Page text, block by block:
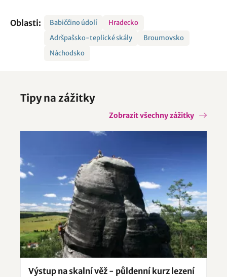
Oblasti: Babiččino údolí
Hradecko
Adršpašsko-teplické skály
Broumovsko
Náchodsko
Tipy na zážitky
Zobrazit všechny zážitky
Výstup na skalní věž - půldenní kurz lezení